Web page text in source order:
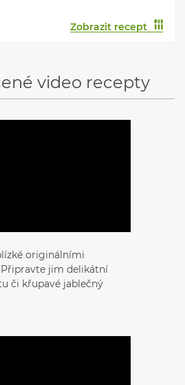
Zobrazit recept
video recepty
originálními
jim delikátní
či křupavé jablečný